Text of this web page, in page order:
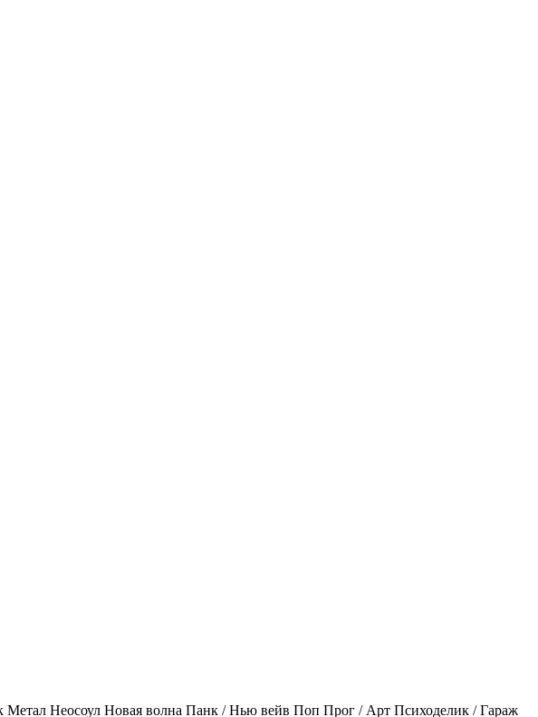
Метал Неосоул Новая волна Панк / Нью вейв Поп Прог / Арт Психоделик / Гараж